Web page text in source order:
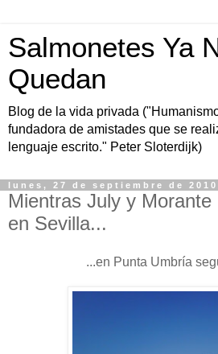
Salmonetes Ya
Quedan
Blog de la vida privada
fundadora de amistades que se
lenguaje escrito." Peter Sloterdijk)
lunes, 27 de septiembre de 2010
Mientras July y Morante
en Sevilla...
...en Punta Umbría